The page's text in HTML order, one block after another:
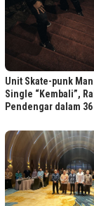
Unit Skate-punk
Single “Kembali”,
Pendengar dalam